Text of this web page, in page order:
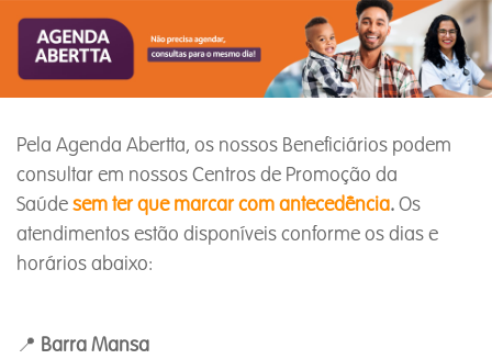
Pela Agenda Abertta, os nossos Beneficiários podem
consultar em nossos Centros de Promoção da
Saúdesem ter que marcar com antecedência.Os
atendimentos estão disponíveis conforme os dias e
horários abaixo:
📍 Barra Mansa